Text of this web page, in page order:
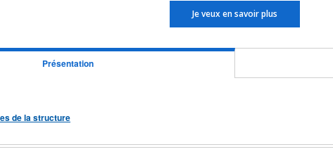
Je veux en savoir plus
Présentation
de la structure